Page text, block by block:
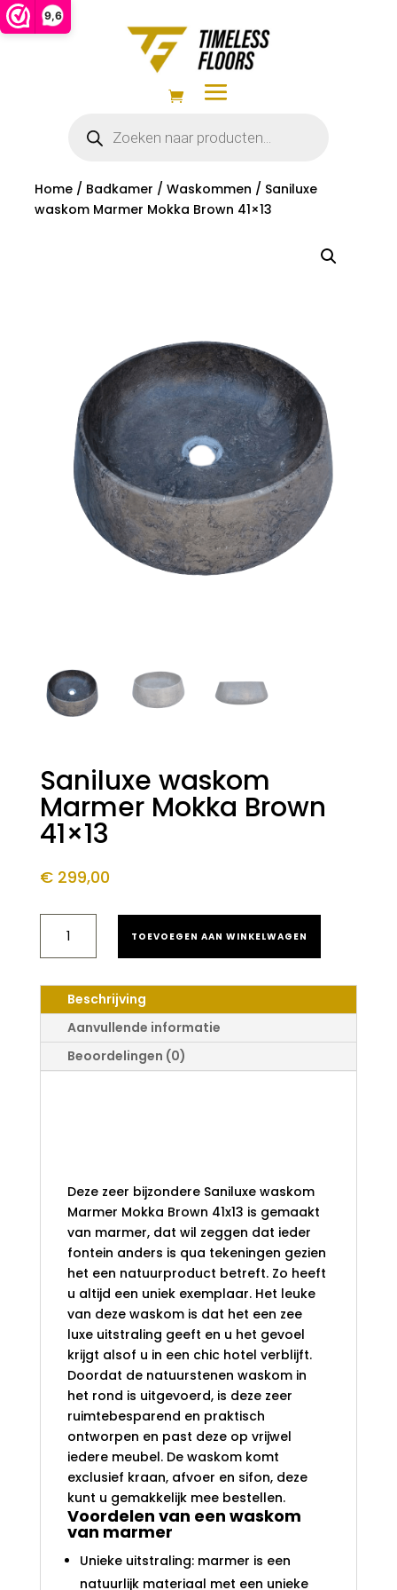
9,6
zoeken
Home/ Badkamer / Waskommen / Saniluxe
waskom Marmer Mokka Brown 41×13
Saniluxe waskom
Marmer Mokka Brown
41×13
€299,00
WASKOM
MARMER
BROWN
AANTAL
TOEVOEGEN AAN WINKELWAGEN
Beschrijving
Aanvullende informatie
Beoordelingen (0)
Deze zeer bijzondere Saniluxe waskom
Marmer Mokka Brown 41x13 is gemaakt
van marmer, dat wil zeggen dat ieder
fontein anders is qua tekeningen gezien
het een natuurproduct betreft. Zo heeft
u altijd een uniek exemplaar. Het leuke
van deze waskom is dat het een zee
luxe uitstraling geeft en u het gevoel
krijgt alsof u in een chic hotel verblijft.
Doordat de natuurstenen waskom in
het rond is uitgevoerd, is deze zeer
ruimtebesparend en praktisch
ontworpen en past deze op vrijwel
iedere meubel. De waskom komt
exclusief kraan, afvoer en sifon, deze
kunt u gemakkelijk mee bestellen.
Voordelen van een waskom
van marmer
Unieke uitstraling: marmer is een
natuurlijk materiaal met een unieke